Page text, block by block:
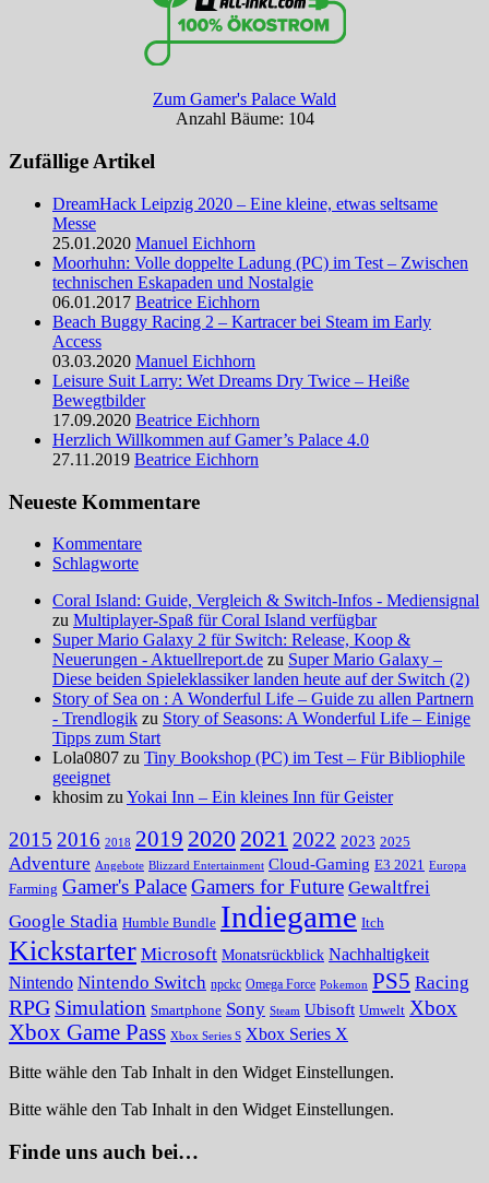
Zum Gamer's Palace Wald
Anzahl Bäume: 104
Zufällige Artikel
DreamHack Leipzig 2020 – Eine kleine, etwas seltsame
Messe
25.01.2020 Manuel Eichhorn
Moorhuhn: Volle doppelte Ladung (PC) im Test – Zwischen
technischen Eskapaden und Nostalgie
06.01.2017 Beatrice Eichhorn
Beach Buggy Racing 2 – Kartracer bei Steam im Early
Access
03.03.2020 Manuel Eichhorn
Leisure Suit Larry: Wet Dreams Dry Twice – Heiße
Bewegtbilder
17.09.2020 Beatrice Eichhorn
Herzlich Willkommen auf Gamer’s Palace 4.0
27.11.2019 Beatrice Eichhorn
Neueste Kommentare
Kommentare
Schlagworte
Coral Island: Guide, Vergleich & Switch-Infos - Mediensignal
zu Multiplayer-Spaß für Coral Island verfügbar
Super Mario Galaxy 2 für Switch: Release, Koop &
Neuerungen - Aktuellreport.de zu Super Mario Galaxy –
Diese beiden Spieleklassiker landen heute auf der Switch (2)
Story of Sea on : A Wonderful Life – Guide zu allen Partnern
- Trendlogik zu Story of Seasons: A Wonderful Life – Einige
Tipps zum Start
Lola0807 zu Tiny Bookshop (PC) im Test – Für Bibliophile
geeignet
khosim zu Yokai Inn – Ein kleines Inn für Geister
2015 2016 2018 2019 2020 2021 2022 2023 2025
Adventure Angebote Blizzard Entertainment Cloud-Gaming E3 2021 Europa
Farming Gamer's PalaceGamers for Future Gewaltfrei
Google Stadia Humble Bundle Indiegame Itch
Kickstarter Microsoft Monatsrückblick Nachhaltigkeit
Nintendo Nintendo Switch npckc Omega Force Pokemon PS5 Racing
RPG Simulation Smartphone Sony Steam Ubisoft Umwelt Xbox
Xbox Game Pass Xbox Series S Xbox Series X
Bitte wähle den Tab Inhalt in den Widget Einstellungen.
Bitte wähle den Tab Inhalt in den Widget Einstellungen.
Finde uns auch bei…